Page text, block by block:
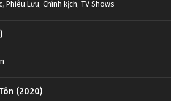
, Phiêu Lưu, Chính kịch, TV Shows
(2020)